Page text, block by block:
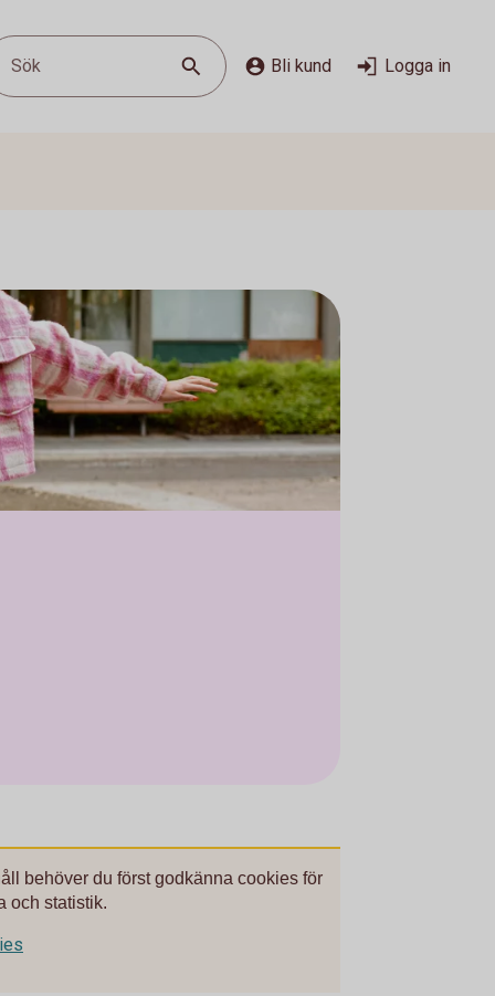
Sök Bli kund Logga in
behöver du först godkänna cookies för
och statistik.